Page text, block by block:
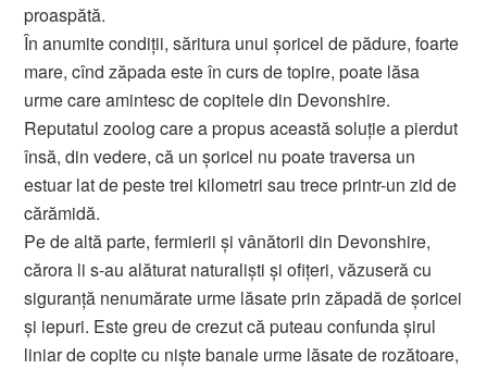
proaspătă.
În anumite condiţii, săritura unui şoricel de pădure, foarte
mare, cînd zăpada este în curs de topire, poate lăsa
urme care amintesc de copitele din Devonshire.
Reputatul zoolog care a propus această soluţie a pierdut
însă, din vedere, că un şoricel nu poate traversa un
estuar lat de peste trei kilometri sau trece printr-un zid de
cărămidă.
Pe de altă parte, fermierii şi vânătorii din Devonshire,
cărora li s-au alăturat naturalişti şi ofiţeri, văzuseră cu
siguranţă nenumărate urme lăsate prin zăpadă de şoricei
şi iepuri. Este greu de crezut că puteau confunda şirul
liniar de copite cu nişte banale urme lăsate de rozătoare,